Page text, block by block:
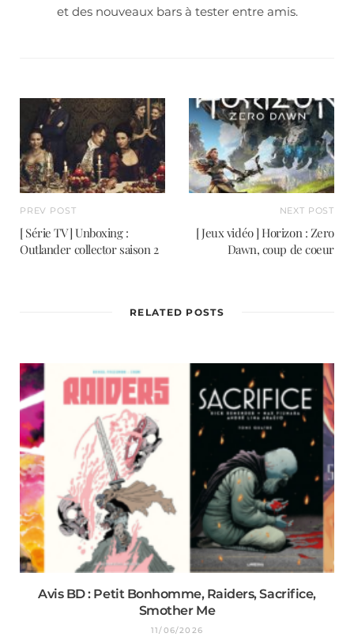
et des nouveaux bars à tester entre amis.
PREV POST
[ Série TV ] Unboxing :
Outlander collector saison 2
NEXT POST
[ Jeux vidéo ] Horizon : Zero
Dawn, coup de coeur
RELATED POSTS
Avis BD : Petit Bonhomme, Raiders, Sacrifice,
Smother Me
11/06/2026